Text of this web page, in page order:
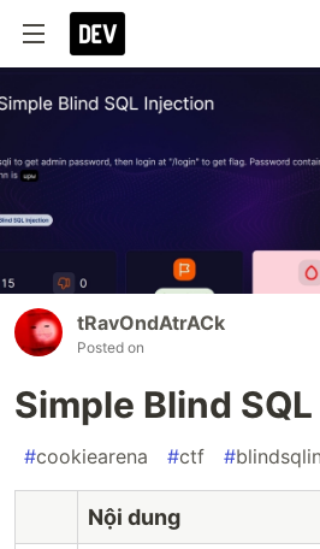
tRavOndAtrACk
Posted on
Simple Blind
#cookiearena #ctf #
Nội dung